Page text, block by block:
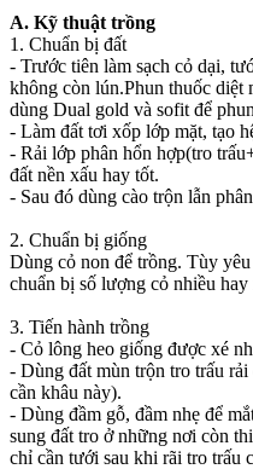
A. Kỹ thuật trồng
1. Chuẩn bị đất
- Trước tiên làm sạch cỏ dại,
không còn lún.Phun thuốc diệt
dùng Dual gold và sofit để
- Làm đất tơi xốp lớp mặt, tạo
- Rải lớp phân hổn hợp(tro
đất nền xấu hay tốt.
- Sau đó dùng cào trộn lẫn
2. Chuẩn bị giống
Dùng cỏ non để trồng. Tùy
chuẩn bị số lượng cỏ nhiều hay
3. Tiến hành trồng
- Cỏ lông heo giống được xé
- Dùng đất mùn trộn tro trấu
cần khâu này).
- Dùng đầm gỗ, đầm nhẹ để
sung đất tro ở những nơi còn
chỉ cần tưới sau khi rãi tro trấu